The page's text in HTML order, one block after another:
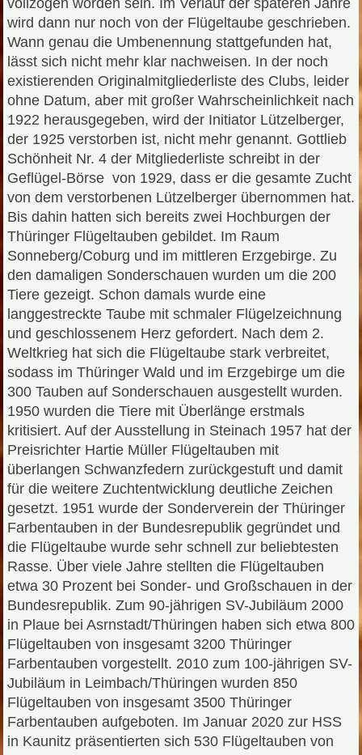
vollzogen worden sein. Im Verlauf der späteren Jahre
wird dann nur noch von der Flügeltaube geschrieben.
Wann genau die Umbenennung stattgefunden hat,
lässt sich nicht mehr klar nachweisen. In der noch
existierenden Originalmitgliederliste des Clubs, leider
ohne Datum, aber mit großer Wahrscheinlichkeit nach
1922 herausgegeben, wird der Initiator Lützelberger,
der 1925 verstorben ist, nicht mehr genannt. Gottlieb
Schönheit Nr. 4 der Mitgliederliste schreibt in der
Geflügel-Börse von 1929, dass er die gesamte Zucht
von dem verstorbenen Lützelberger übernommen hat.
Bis dahin hatten sich bereits zwei Hochburgen der
Thüringer Flügeltauben gebildet. Im Raum
Sonneberg/Coburg und im mittleren Erzgebirge. Zu
den damaligen Sonderschauen wurden um die 200
Tiere gezeigt. Schon damals wurde eine
langgestreckte Taube mit schmaler Flügelzeichnung
und geschlossenem Herz gefordert. Nach dem 2.
Weltkrieg hat sich die Flügeltaube stark verbreitet,
sodass im Thüringer Wald und im Erzgebirge um die
300 Tauben auf Sonderschauen ausgestellt wurden.
1950 wurden die Tiere mit Überlänge erstmals
kritisiert. Auf der Ausstellung in Steinach 1957 hat der
Preisrichter Hartie Müller Flügeltauben mit
überlangen Schwanzfedern zurückgestuft und damit
für die weitere Zuchtentwicklung deutliche Zeichen
gesetzt. 1951 wurde der Sonderverein der Thüringer
Farbentauben in der Bundesrepublik gegründet und
die Flügeltaube wurde sehr schnell zur beliebtesten
Rasse. Über viele Jahre stellten die Flügeltauben
etwa 30 Prozent bei Sonder- und Großschauen in der
Bundesrepublik. Zum 90-jährigen SV-Jubiläum 2000
in Plaue bei Asrnstadt/Thüringen haben sich etwa 800
Flügeltauben von insgesamt 3200 Thüringer
Farbentauben vorgestellt. 2010 zum 100-jährigen SV-
Jubiläum in Leimbach/Thüringen wurden 850
Flügeltauben von insgesamt 3500 Thüringer
Farbentauben aufgeboten. Im Januar 2020 zur HSS
in Kaunitz präsentierten sich 530 Flügeltauben von